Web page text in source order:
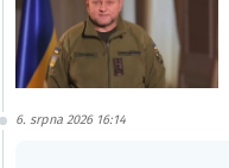
6. srpna 2026 16:14